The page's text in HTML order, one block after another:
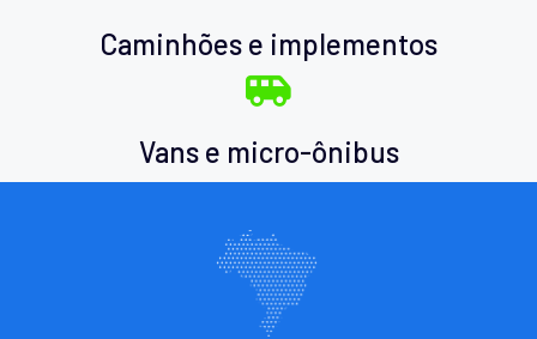
Caminhões e implementos
Vans e micro-ônibus